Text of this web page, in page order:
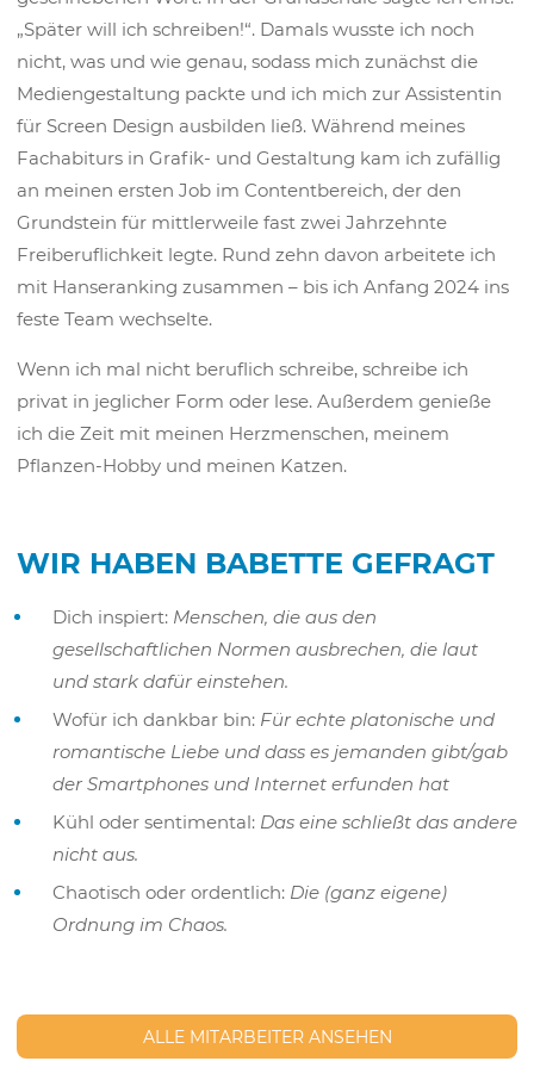
„Später will ich schreiben!“. Damals wusste ich noch
nicht, was und wie genau, sodass mich zunächst die
Mediengestaltung packte und ich mich zur Assistentin
für Screen Design ausbilden ließ. Während meines
Fachabiturs in Grafik- und Gestaltung kam ich zufällig
an meinen ersten Job im Contentbereich, der den
Grundstein für mittlerweile fast zwei Jahrzehnte
Freiberuflichkeit legte. Rund zehn davon arbeitete ich
mit Hanseranking zusammen – bis ich Anfang 2024 ins
feste Team wechselte.
Wenn ich mal nicht beruflich schreibe, schreibe ich
privat in jeglicher Form oder lese. Außerdem genieße
ich die Zeit mit meinen Herzmenschen, meinem
Pflanzen-Hobby und meinen Katzen.
WIR HABEN BABETTE GEFRAGT
Dich inspiert: Menschen, die aus den
gesellschaftlichen Normen ausbrechen, die laut
und stark dafür einstehen.
Wofür ich dankbar bin:Für echte platonische und
romantische Liebe und dass es jemanden gibt/gab
der Smartphones und Internet erfunden hat
Kühl oder sentimental: Das eine schließt das andere
nicht aus.
Chaotisch oder ordentlich:Die (ganz eigene)
Ordnung im Chaos.
ALLE MITARBEITER ANSEHEN